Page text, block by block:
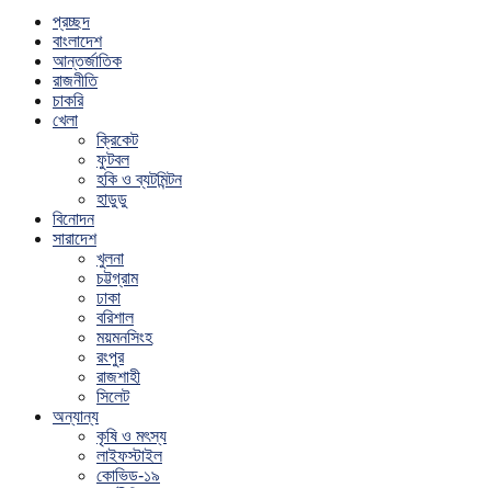
প্রচ্ছদ
বাংলাদেশ
আন্তর্জাতিক
রাজনীতি
চাকরি
খেলা
ক্রিকেট
ফুটবল
হকি ও ব্যটমিন্টন
হাডুডু
বিনোদন
সারাদেশ
খুলনা
চট্টগ্রাম
ঢাকা
বরিশাল
ময়মনসিংহ
রংপুর
রাজশাহী
সিলেট
অন্যান্য
কৃষি ও মৎস্য
লাইফস্টাইল
কোভিড-১৯